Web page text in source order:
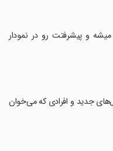
و پیشرفتت رو در نمودار
جدید و افرادی که می‌خوان